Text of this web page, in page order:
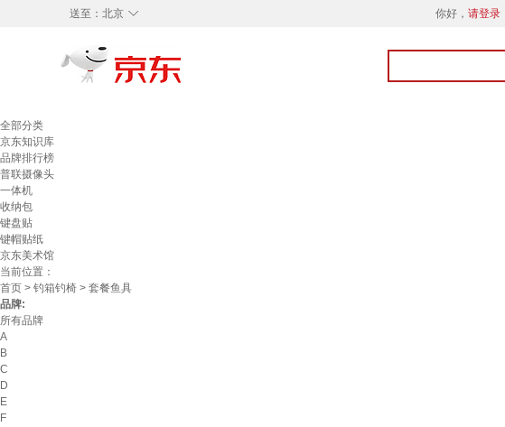
◇
送至： 北京 你好， 请登录
全部分类
京东知识库
品牌排行榜
普联摄像头
一体机
收纳包
键盘贴
键帽贴纸
京东美术馆
当前位置：
首页 > 钓箱钓椅 > 套餐鱼具
品牌:
所有品牌
A
B
C
D
E
F